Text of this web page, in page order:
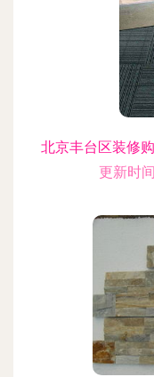
北京丰台区装修
更新时